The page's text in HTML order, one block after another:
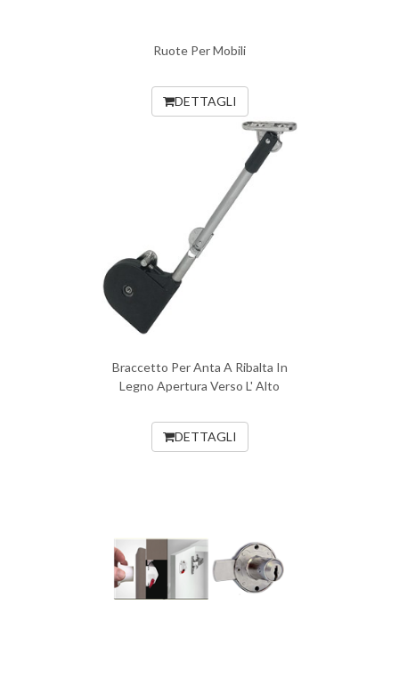
Ruote Per Mobili
DETTAGLI
Braccetto Per Anta A Ribalta In
Legno Apertura Verso L' Alto
DETTAGLI